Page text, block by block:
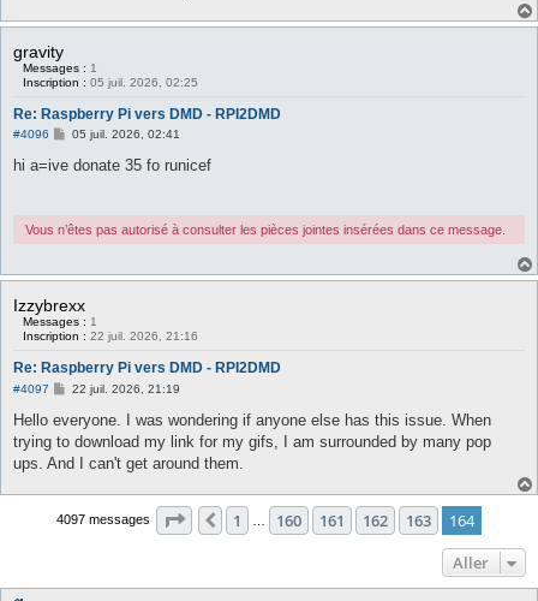
gravity
Messages : 1
Inscription : 05 juil. 2026, 02:25
Re: Raspberry Pi vers DMD - RPI2DMD
#4096
M
s
05 juil. 2026, 02:41
hi a=ive donate 35 fo runicef
Vous n’êtes pas autorisé à consulter les pièces jointes insérées dans ce message.
Izzybrexx
Messages : 1
Inscription : 22 juil. 2026, 21:16
Re: Raspberry Pi vers DMD - RPI2DMD
#4097
M
s
a
g
22 juil. 2026, 21:19
Hello everyone. I was wondering if anyone else has this issue. When
trying to download my link for my gifs, I am surrounded by many pop
ups. And I can't get around them.
4097 messages Page 164 sur164
Précédent
1 160 161 162 163
164
Aller